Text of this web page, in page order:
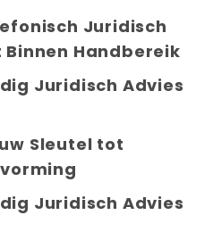
Juridisch
Binnen Handbereik
Juridisch Advies
Sleutel tot
Juridisch Advies